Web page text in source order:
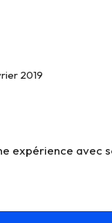
2019
expérience avec